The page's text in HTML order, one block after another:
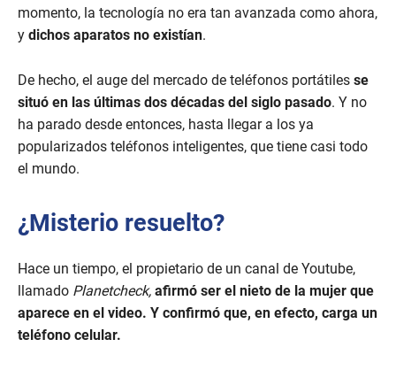
momento, la tecnología no era tan avanzada como ahora,
y dichos aparatos no existían.
De hecho, el auge del mercado de teléfonos portátiles se
situó en las últimas dos décadas del siglo pasado. Y no
ha parado desde entonces, hasta llegar a los ya
popularizados teléfonos inteligentes, que tiene casi todo
el mundo.
¿Misterio resuelto?
Hace un tiempo, el propietario de un canal de Youtube,
llamado Planetcheck, afirmó ser el nieto de la mujer que
aparece en el video. Y confirmó que, en efecto, carga un
teléfono celular.